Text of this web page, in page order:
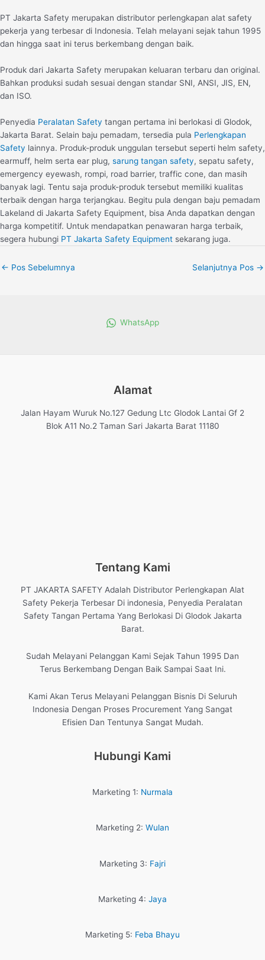
PT Jakarta Safety merupakan distributor perlengkapan alat safety
pekerja yang terbesar di Indonesia. Telah melayani sejak tahun 1995
dan hingga saat ini terus berkembang dengan baik.
Produk dari Jakarta Safety merupakan keluaran terbaru dan original.
Bahkan produksi sudah sesuai dengan standar SNI, ANSI, JIS, EN,
dan ISO.
Penyedia Peralatan Safety tangan pertama ini berlokasi di Glodok,
Jakarta Barat. Selain baju pemadam, tersedia pula Perlengkapan
Safety lainnya. Produk-produk unggulan tersebut seperti helm safety,
earmuff, helm serta ear plug, sarung tangan safety, sepatu safety,
emergency eyewash, rompi, road barrier, traffic cone, dan masih
banyak lagi. Tentu saja produk-produk tersebut memiliki kualitas
terbaik dengan harga terjangkau. Begitu pula dengan baju pemadam
Lakeland di Jakarta Safety Equipment, bisa Anda dapatkan dengan
harga kompetitif. Untuk mendapatkan penawaran harga terbaik,
segera hubungi PT Jakarta Safety Equipment sekarang juga.
← Pos Sebelumnya Selanjutnya Pos →
WhatsApp
Alamat
Jalan Hayam Wuruk No.127 Gedung Ltc Glodok Lantai Gf 2
Blok A11 No.2 Taman Sari Jakarta Barat 11180
Tentang Kami
PT JAKARTA SAFETY Adalah Distributor Perlengkapan Alat
Safety Pekerja Terbesar Di indonesia, Penyedia Peralatan
Safety Tangan Pertama Yang Berlokasi Di Glodok Jakarta
Barat.
Sudah Melayani Pelanggan Kami Sejak Tahun 1995 Dan
Terus Berkembang Dengan Baik Sampai Saat Ini.
Kami Akan Terus Melayani Pelanggan Bisnis Di Seluruh
Indonesia Dengan Proses Procurement Yang Sangat
Efisien Dan Tentunya Sangat Mudah.
Hubungi Kami
Marketing 1: Nurmala
Marketing 2: Wulan
Marketing 3: Fajri
Marketing 4: Jaya
Marketing 5: Feba Bhayu